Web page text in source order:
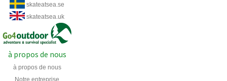
skateatsea.se
skateatsea.uk
à propos de nous
à propos de nous
Notre entreprise